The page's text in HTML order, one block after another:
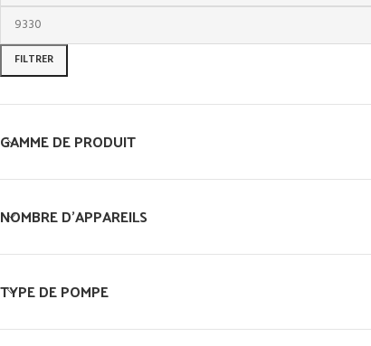
FILTRER
GAMME DE PRODUIT
NOMBRE D’APPAREILS
TYPE DE POMPE